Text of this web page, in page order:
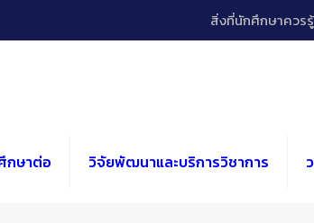
สิ่งที่นักศึกษาควรรู้
กษาต่อ วิจัยพัฒนาและบริการวิชาการ